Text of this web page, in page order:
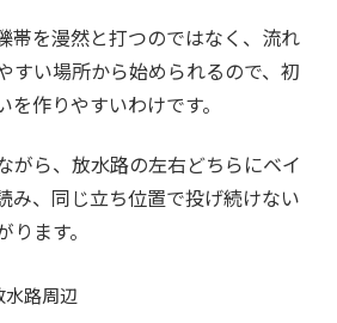
帯を漫然と打つのではなく、流れ
すい場所から始められるので、初
作りやすいわけです。
がら、放水路の左右どちらにベイ
み、同じ立ち位置で投げ続けない
ます。
水路周辺